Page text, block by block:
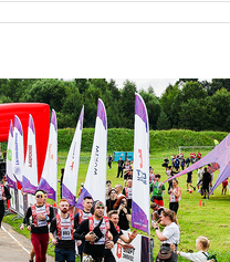
присоединился к критике
«Яблока»
вчера, 18:15Четыре человека
пострадали при атаках ВСУ на
Белгородскую область
вчера, 18:00Совет мира
выбрал подрядчика для
строительства военной базы в